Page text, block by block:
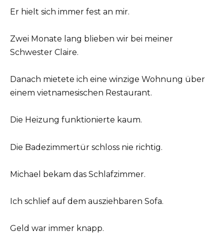
Er hielt sich immer fest an mir.
Zwei Monate lang blieben wir bei meiner
Schwester Claire.
Danach mietete ich eine winzige Wohnung über
einem vietnamesischen Restaurant.
Die Heizung funktionierte kaum.
Die Badezimmertür schloss nie richtig.
Michael bekam das Schlafzimmer.
Ich schlief auf dem ausziehbaren Sofa.
Geld war immer knapp.